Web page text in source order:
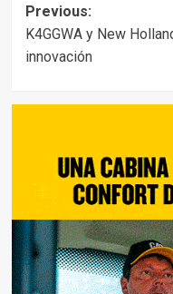
Post
navigation
Previous:
K4GGWA y New
innovación